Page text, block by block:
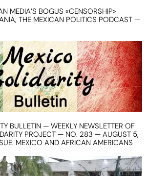
MEDIA’S BOGUS «CENSORSHIP»
THE MEXICAN POLITICS PODCAST —
BULLETIN — WEEKLY NEWSLETTER OF
PROJECT — NO. 283 — AUGUST 5,
MEXICO AND AFRICAN AMERICANS